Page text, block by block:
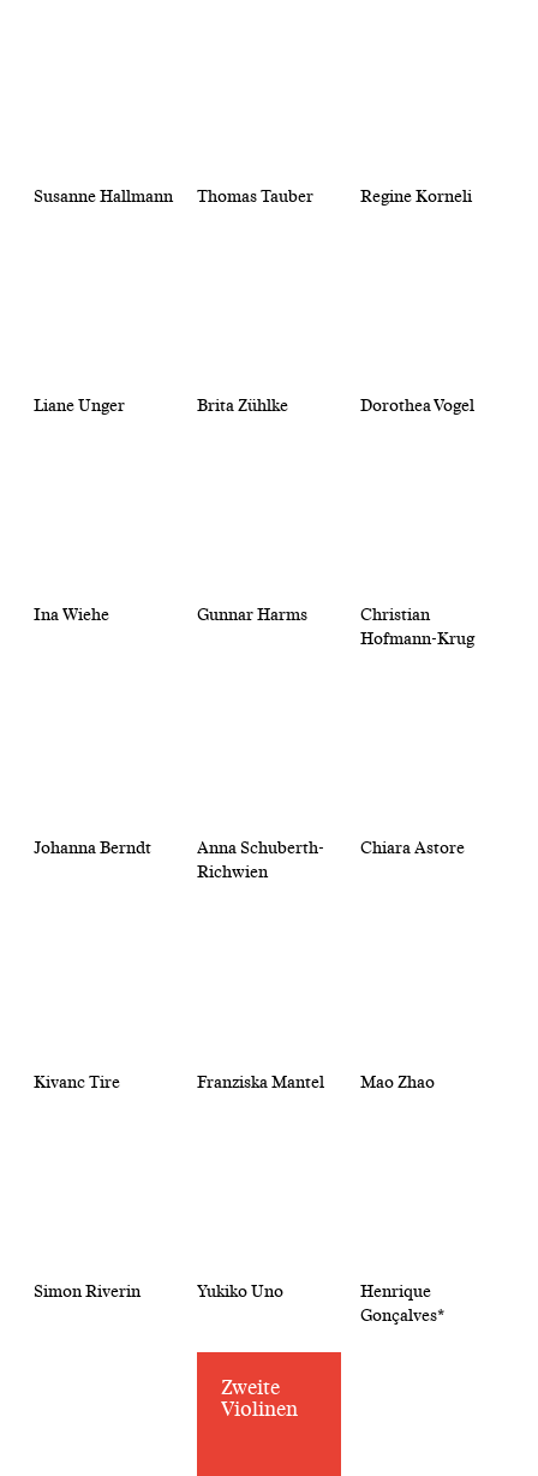
Susanne Hallmann Thomas Tauber Regine Korneli
Liane Unger Brita Zühlke Dorothea Vogel
Ina Wiehe Gunnar Harms
Christian
Hofmann-Krug
Johanna Berndt
Anna Schuberth-
Richwien
Chiara Astore
Kivanc Tire Franziska Mantel Mao Zhao
Simon Riverin Yukiko Uno
Henrique
Gonçalves*
Zweite
Violinen